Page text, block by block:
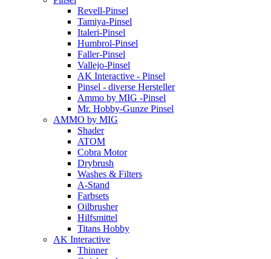
Revell-Pinsel
Tamiya-Pinsel
Italeri-Pinsel
Humbrol-Pinsel
Faller-Pinsel
Vallejo-Pinsel
AK Interactive - Pinsel
Pinsel - diverse Hersteller
Ammo by MIG -Pinsel
Mr. Hobby-Gunze Pinsel
AMMO by MIG
Shader
ATOM
Cobra Motor
Drybrush
Washes & Filters
A-Stand
Farbsets
Oilbrusher
Hilfsmittel
Titans Hobby
AK Interactive
Thinner